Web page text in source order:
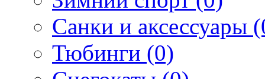
Санки и аксессуары
Тюбинги (0)